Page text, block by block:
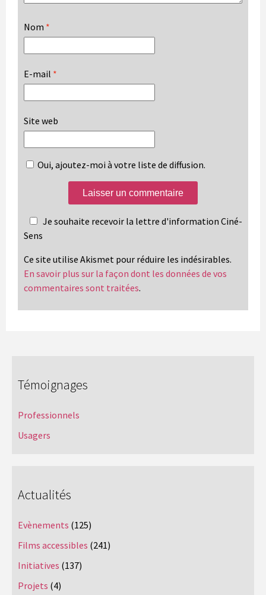
Nom *
E-mail *
Site web
Oui, ajoutez-moi à votre liste de diffusion.
Je souhaite recevoir la lettre d'information Ciné-
Sens
Ce site utilise Akismet pour réduire les indésirables.
En savoir plus sur la façon dont les données de vos
commentaires sont traitées.
Témoignages
Professionnels
Usagers
Actualités
Evènements (125)
Films accessibles (241)
Initiatives (137)
Projets (4)